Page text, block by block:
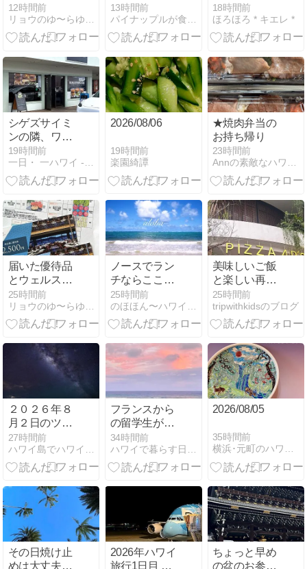
コーヒーは健
康のバロメー
ター
12時間前
リョウのゆ〜らゆらブログ
13時間前
パイナップルが食べられないダーリン＆コメ子のハワイDiary
纏い、ブラン
チへ
18時間前
ほろほろ * キエレ *
シゲズサイミ
ンの隣、ワヒ
アワのDa
BURGER
WING HUBの
バーガー！目
の前でかけて
くれる熱々チ
ーズソースが
たまらな
い・・・
19時間前
一日・ 一ハワイ - ハワイブログ -
2026/08/06
19時間前
楽園綺譚
★焼肉弁当の
お持ち帰り
23時間前
Annの素敵なハワイLife 【アロハロードBlog】
届いた優待品
とウェルスマ
ネジメントか
らのお電話♡
25時間前
ノースでラン
チならここが
おすすめ〜♪
25時間前
美味しいご飯
と楽しい再会
@ハノイ
25時間前
tripwithkidsのブログ
２０２６年８
月２日のツア
ー写真
27時間前
フランスから
の留学生が作
る地中海料理
ランチ✨
34時間前
2026/08/05
35時間前
その日焼け止
めは大丈夫？
2026年ハワイ
旅行1日目 〜7
ちょっと早め
の盆のお参り